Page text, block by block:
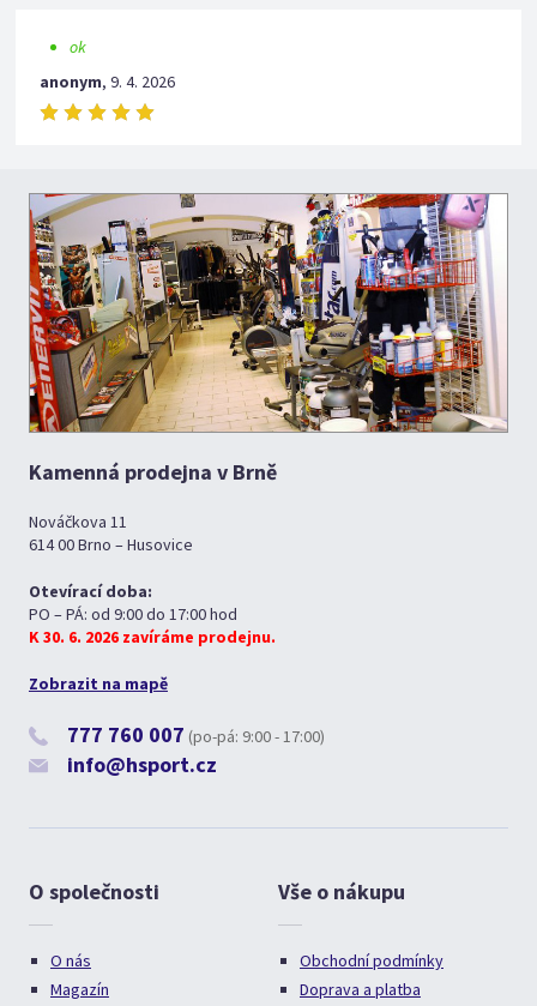
ok
anonym,9. 4. 2026
Kamenná prodejna v Brně
Nováčkova 11
614 00 Brno – Husovice
Otevírací doba:
PO – PÁ: od 9:00 do 17:00 hod
K 30. 6. 2026 zavíráme prodejnu.
Zobrazit na mapě
777 760 007 (po-pá: 9:00 - 17:00)
info@hsport.cz
O společnosti
O nás
Magazín
Vše o nákupu
Obchodní podmínky
Doprava a platba